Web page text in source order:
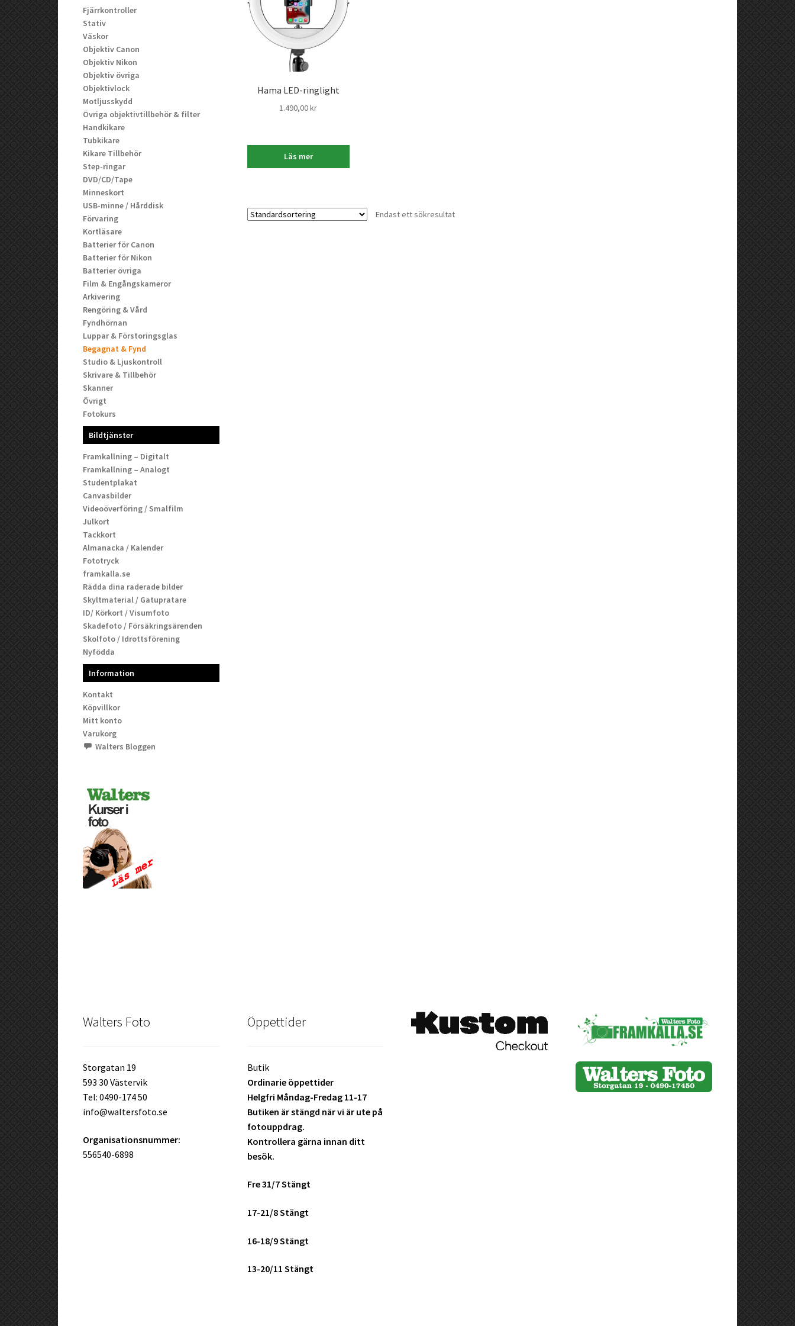
Hama LED-ringlight
1.490,00kr
Läs mer
Endast ett sökresultat
Fjärrkontroller
Stativ
Väskor
Objektiv Canon
Objektiv Nikon
Objektiv övriga
Objektivlock
Motljusskydd
Övriga objektivtillbehör & filter
Handkikare
Tubkikare
Kikare Tillbehör
Step-ringar
DVD/CD/Tape
Minneskort
USB-minne / Hårddisk
Förvaring
Kortläsare
Batterier för Canon
Batterier för Nikon
Batterier övriga
Film & Engångskameror
Arkivering
Rengöring & Vård
Fyndhörnan
Luppar & Förstoringsglas
Begagnat & Fynd
Studio & Ljuskontroll
Skrivare & Tillbehör
Skanner
Övrigt
Fotokurs
Bildtjänster
Framkallning – Digitalt
Framkallning – Analogt
Studentplakat
Canvasbilder
Videoöverföring / Smalfilm
Julkort
Tackkort
Almanacka / Kalender
Fototryck
framkalla.se
Rädda dina raderade bilder
Skyltmaterial / Gatupratare
ID/ Körkort / Visumfoto
Skadefoto / Försäkringsärenden
Skolfoto / Idrottsförening
Nyfödda
Information
Kontakt
Köpvillkor
Mitt konto
Varukorg
Walters Bloggen
Walters Foto
Storgatan 19
593 30 Västervik
Tel: 0490-174 50
info@waltersfoto.se
Organisationsnummer:
556540-6898
Öppettider
Butik
Ordinarie öppettider
Helgfri Måndag-Fredag 11-17
Butiken är stängd när vi är ute på
fotouppdrag.
Kontrollera gärna innan ditt
besök.
Fre 31/7 Stängt
17-21/8 Stängt
16-18/9 Stängt
13-20/11 Stängt